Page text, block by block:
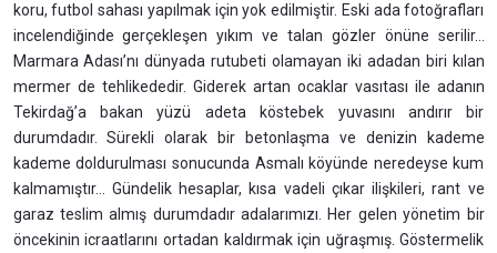
koru, futbol sahası yapılmak için yok edilmiştir. Eski ada fotoğrafları
incelendiğinde gerçekleşen yıkım ve talan gözler önüne serilir...
Marmara Adası’nı dünyada rutubeti olamayan iki adadan biri kılan
mermer de tehlikededir. Giderek artan ocaklar vasıtası ile adanın
Tekirdağ’a bakan yüzü adeta köstebek yuvasını andırır bir
durumdadır. Sürekli olarak bir betonlaşma ve denizin kademe
kademe doldurulması sonucunda Asmalı köyünde neredeyse kum
kalmamıştır... Gündelik hesaplar, kısa vadeli çıkar ilişkileri, rant ve
garaz teslim almış durumdadır adalarımızı. Her gelen yönetim bir
öncekinin icraatlarını ortadan kaldırmak için uğraşmış. Göstermelik